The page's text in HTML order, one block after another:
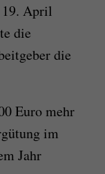
19. April
die
die
Euro mehr
im
Jahr